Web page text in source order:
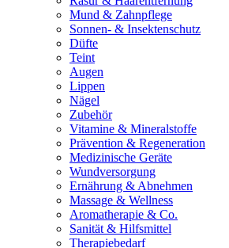
Mund & Zahnpflege
Sonnen- & Insektenschutz
Düfte
Teint
Augen
Lippen
Nägel
Zubehör
Vitamine & Mineralstoffe
Prävention & Regeneration
Medizinische Geräte
Wundversorgung
Ernährung & Abnehmen
Massage & Wellness
Aromatherapie & Co.
Sanität & Hilfsmittel
Therapiebedarf